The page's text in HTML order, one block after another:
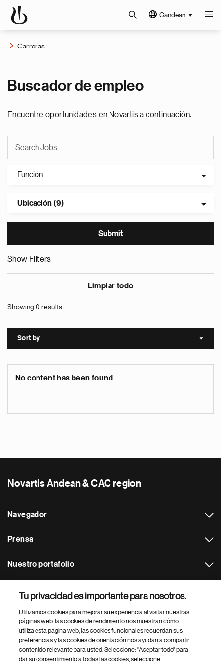
Candean
Carreras
Buscador de empleo
Encuentre oportunidades en Novartis a continuación.
Función
Ubicación (9)
Show Filters
Limpiar todo
Showing 0 results
Sort by Sort
No content has been found.
Novartis Andean & CAC region
Navegador
Prensa
Nuestro portafolio
Footer Site Search
Tu privacidad es importante para nosotros.
Utilizamos cookies para mejorar su experiencia al visitar nuestras
páginas web: las cookies de rendimiento nos muestran cómo
utiliza esta página web, las cookies funcionales recuerdan sus
preferencias y las cookies de orientación nos ayudan a compartir
contenido relevante para usted. Seleccione: "Aceptar todo" para
dar su consentimiento a todas las cookies, seleccione